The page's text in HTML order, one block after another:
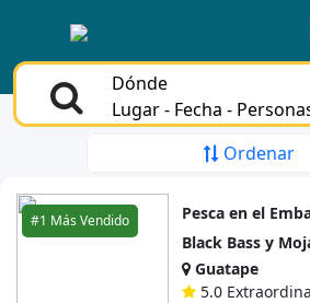
Dónde
Lugar - Fecha -
Ordenar
#1 Más Vendido
Pesca en el
Black Bass y
Guatape
5.0